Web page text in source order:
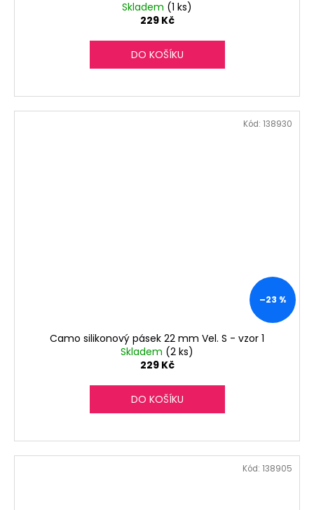
Skladem (1 ks)
229 Kč
DO KOŠÍKU
–23 %
Camo silikonový pásek 22 mm Vel. S - vzor 1
Skladem (2 ks)
229 Kč
DO KOŠÍKU
Kód: 138930
Kód: 138905